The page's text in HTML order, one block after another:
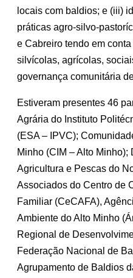
locais com baldios; e (iii)
práticas agro-silvo-
e Cabreiro tendo em
silvícolas, agrícolas,
governança comunitária
Estiveram presentes 46
Agrária do Instituto
(ESA – IPVC);
Minho (CIM – Alto
Agricultura e Pescas do
Associados do Centro de
Familiar (CeCAFA),
Ambiente do Alto Minho
Regional de
Federação Nacional de
Agrupamento de Baldios